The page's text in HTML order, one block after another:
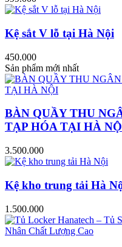
Kệ sắt V lỗ tại Hà Nội
450.000
Sản phẩm mới nhất
BÀN QUẦY THU
TẠP HÓA TẠI HÀ
3.500.000
Kệ kho trung tải Hà
1.500.000